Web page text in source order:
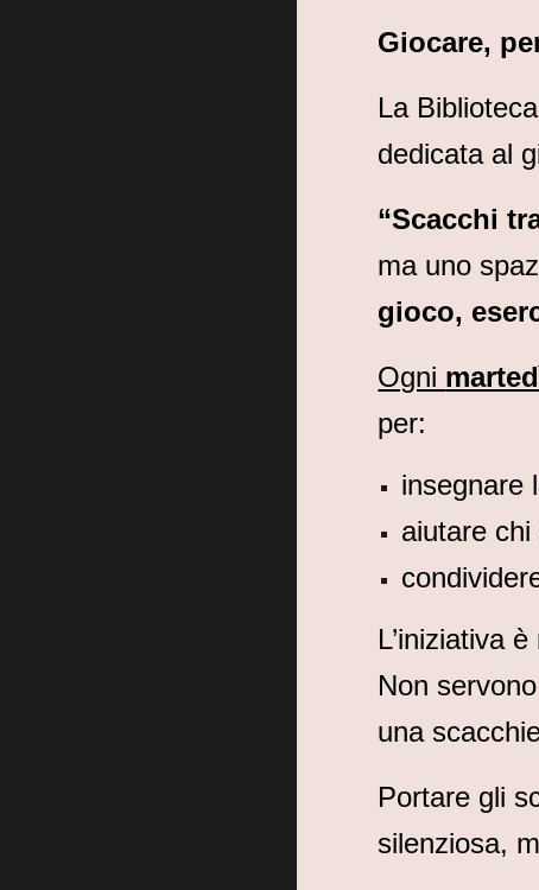
Giocare,
La
dedicata al
“Scacchi
ma uno
gioco,
Ogni
per:
insegnare
aiutare
L’iniziativa
Non
una
Portare gli
silenziosa,